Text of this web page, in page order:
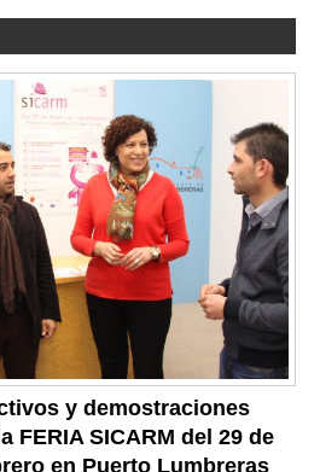
y demostraciones
FERIA SICARM del 29 de
en Puerto Lumbreras